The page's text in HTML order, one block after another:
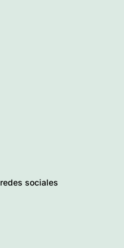
sociales